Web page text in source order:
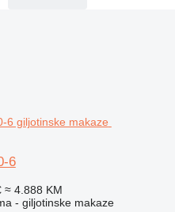
6
≈ 4.888 KM
- giljotinske makaze